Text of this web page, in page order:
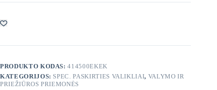
PRODUKTO KODAS:414500EKEK
KATEGORIJOS: SPEC. PASKIRTIES VALIKLIAI, VALYMO IR
PRIEŽIŪROS PRIEMONĖS